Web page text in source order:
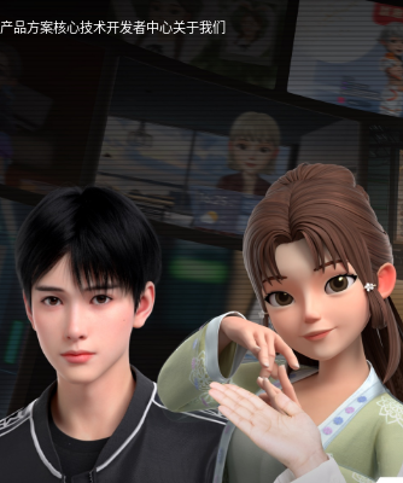
产品方案核心技术开发者中心关于我们